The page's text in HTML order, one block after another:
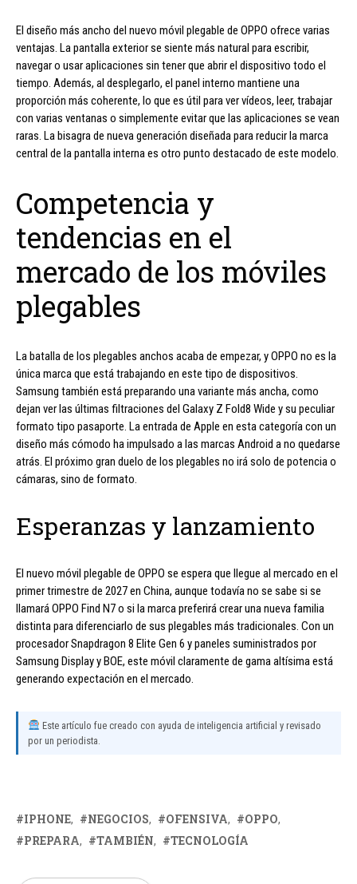
El diseño más ancho del nuevo móvil plegable de OPPO ofrece varias
ventajas. La pantalla exterior se siente más natural para escribir,
navegar o usar aplicaciones sin tener que abrir el dispositivo todo el
tiempo. Además, al desplegarlo, el panel interno mantiene una
proporción más coherente, lo que es útil para ver vídeos, leer, trabajar
con varias ventanas o simplemente evitar que las aplicaciones se vean
raras. La bisagra de nueva generación diseñada para reducir la marca
central de la pantalla interna es otro punto destacado de este modelo.
Competencia y
tendencias en el
mercado de los móviles
plegables
La batalla de los plegables anchos acaba de empezar, y OPPO no es la
única marca que está trabajando en este tipo de dispositivos.
Samsung también está preparando una variante más ancha, como
dejan ver las últimas filtraciones del Galaxy Z Fold8 Wide y su peculiar
formato tipo pasaporte. La entrada de Apple en esta categoría con un
diseño más cómodo ha impulsado a las marcas Android a no quedarse
atrás. El próximo gran duelo de los plegables no irá solo de potencia o
cámaras, sino de formato.
Esperanzas y lanzamiento
El nuevo móvil plegable de OPPO se espera que llegue al mercado en el
primer trimestre de 2027 en China, aunque todavía no se sabe si se
llamará OPPO Find N7 o si la marca preferirá crear una nueva familia
distinta para diferenciarlo de sus plegables más tradicionales. Con un
procesador Snapdragon 8 Elite Gen 6 y paneles suministrados por
Samsung Display y BOE, este móvil claramente de gama altísima está
generando expectación en el mercado.
Este artículo fue creado con ayuda de inteligencia artificial y revisado
por un periodista.
IPHONE NEGOCIOS OFENSIVA
OPPO
PREPARA
TAMBIÉN TECNOLOGÍA